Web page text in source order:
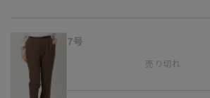
7号
売り切れ